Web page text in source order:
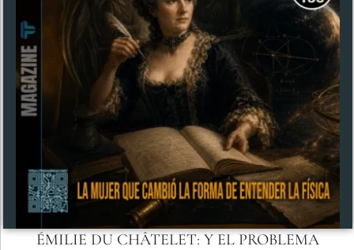
ÉMILIE DU CHÂTELET: Y EL PROBLEMA